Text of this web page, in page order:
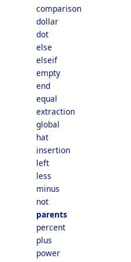
comparison
dollar
dot
else
elseif
empty
end
equal
extraction
global
hat
insertion
left
less
minus
not
parents
percent
plus
power